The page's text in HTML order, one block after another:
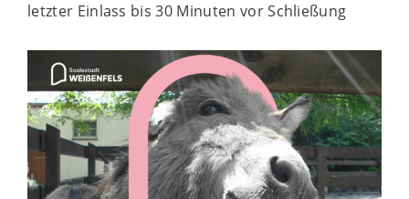
letzter Einlass bis 30 Minuten vor Schließung